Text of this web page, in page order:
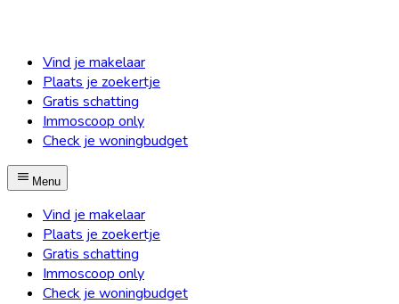
Vind je makelaar
Plaats je zoekertje
Gratis schatting
Immoscoop only
Check je woningbudget
Menu
Vind je makelaar
Plaats je zoekertje
Gratis schatting
Immoscoop only
Check je woningbudget